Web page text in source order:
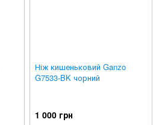
Ніж кишеньковий Ganzo
G7533-BK чорний
1 000 грн